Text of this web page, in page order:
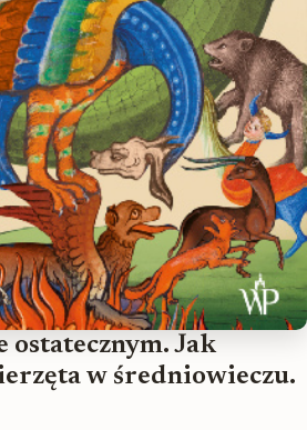
ostatecznym. Jak
w średniowieczu.